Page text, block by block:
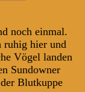
noch einmal.
ruhig hier und
Vögel landen
Sundowner
Blutkuppe